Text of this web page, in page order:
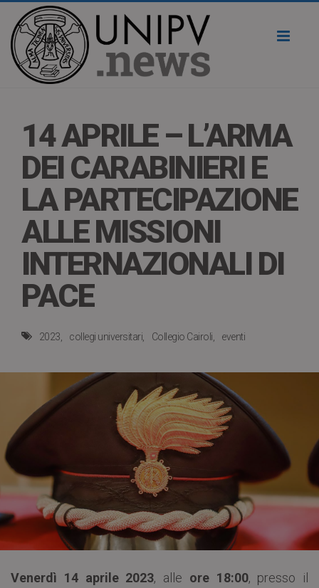
14 APRILE – L’ARMA
DEI CARABINIERI E
LA PARTECIPAZIONE
ALLE MISSIONI
INTERNAZIONALI DI
PACE
2023 collegi universitari Collegio Cairoli eventi
Venerdì 14 aprile 2023, alle ore 18:00, presso il